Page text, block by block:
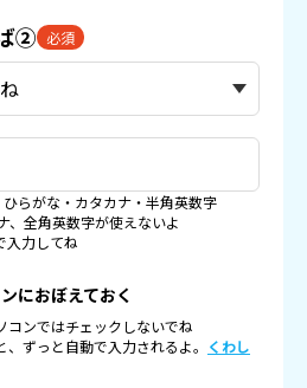
② 必須
らがな・カタカナ・半角英数字
、全角英数字が使えないよ
力してね
におぼえておく
ンではチェックしないでね
ずっと自動で入力されるよ。 くわし